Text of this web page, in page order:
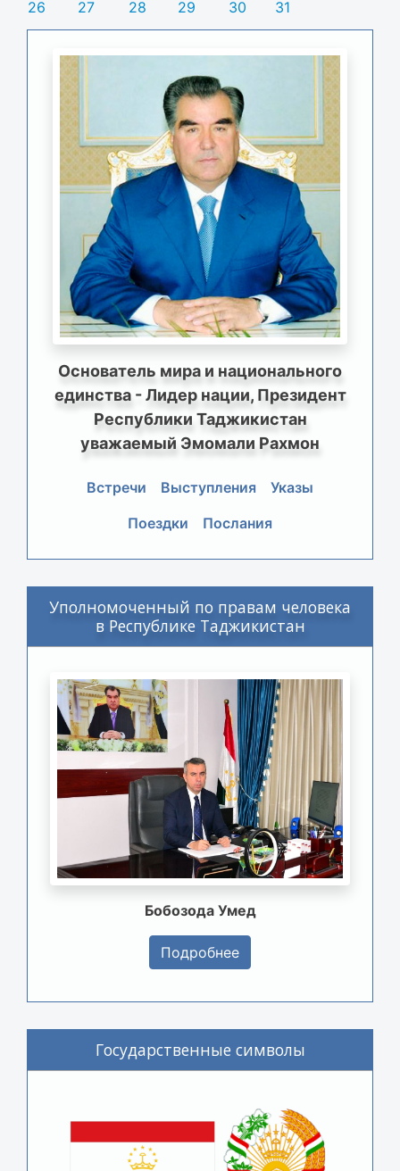
26 27 28 29 30 31
Основатель мира и национального
единства - Лидер нации, Президент
Республики Таджикистан
уважаемый Эмомали Рахмон
Встречи Выступления
Указы
Поездки
Послания
Уполномоченный по правам человека
в Республике Таджикистан
Бобозода Умед
Подробнее
Государственные символы